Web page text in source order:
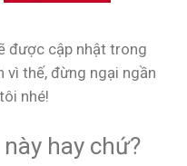
được cập nhật trong
vì thế, đừng ngại ngần
nhé!
hay chứ?